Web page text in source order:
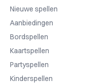
Nieuwe spellen
Aanbiedingen
Bordspellen
Kaartspellen
Partyspellen
Kinderspellen